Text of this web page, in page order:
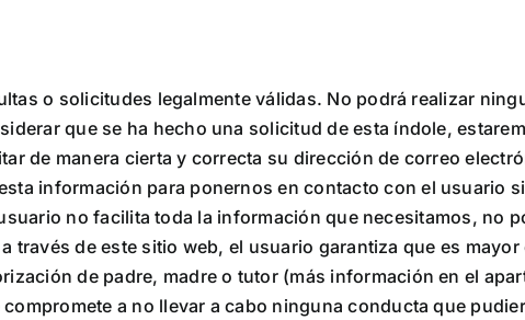
o solicitudes legalmente válidas. No podrá realizar
que se ha hecho una solicitud de esta índole,
de manera cierta y correcta su dirección de correo
información para ponernos en contacto con el usuario
no facilita toda la información que necesitamos, no
de este sitio web, el usuario garantiza que es mayor
de padre, madre o tutor (más información en el
compromete a no llevar a cabo ninguna conducta que